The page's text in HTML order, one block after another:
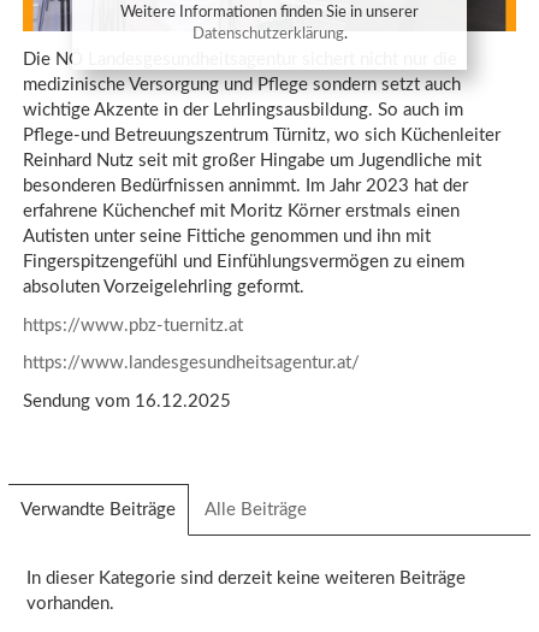
Weitere Informationen finden Sie in unserer
Datenschutzerklärung.
Die NÖ Landesgesundheitsagentur sichert nicht nur die
medizinische Versorgung und Pflege sondern setzt auch
wichtige Akzente in der Lehrlingsausbildung. So auch im
Pflege-und Betreuungszentrum Türnitz, wo sich Küchenleiter
Reinhard Nutz seit mit großer Hingabe um Jugendliche mit
besonderen Bedürfnissen annimmt. Im Jahr 2023 hat der
erfahrene Küchenchef mit Moritz Körner erstmals einen
Autisten unter seine Fittiche genommen und ihn mit
Fingerspitzengefühl und Einfühlungsvermögen zu einem
absoluten Vorzeigelehrling geformt.
https://www.pbz-tuernitz.at
https://www.landesgesundheitsagentur.at/
Sendung vom 16.12.2025
Verwandte Beiträge (aktiver
Reiter)
Alle Beiträge
In dieser Kategorie sind derzeit keine weiteren Beiträge
vorhanden.